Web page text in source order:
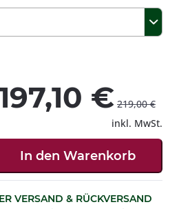
€ 219,00 €
inkl. MwSt.
In den Warenkorb
VERSAND & RÜCKVERSAND